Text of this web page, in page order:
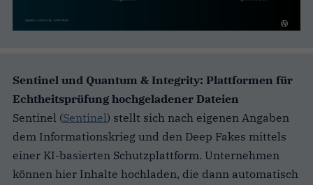
Sentinel und Quantum & Integrity: Plattformen für
Echtheitsprüfung hochgeladener Dateien
Sentinel (Sentinel) stellt sich nach eigenen Angaben
dem Informationskrieg und den Deep Fakes mittels
einer KI-basierten Schutzplattform. Unternehmen
können hier Inhalte hochladen, die dann automatisch